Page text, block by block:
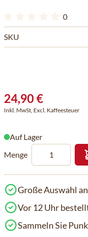
0
SKU
24,90 €
Inkl. MwSt, Excl. Kaffeesteuer
Auf Lager
Menge
Große Auswahl
Vor 12 Uhr
Sammeln Sie